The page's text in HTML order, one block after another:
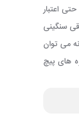
اعتبار
سنگینی
می توان
های پیچ